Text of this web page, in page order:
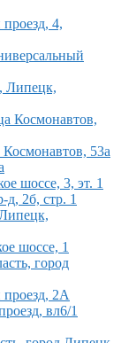
4,
Липецк,
Космонавтов,
53а
шоссе, 3, эт. 1
2б, стр. 1
шоссе, 1
город
2А
вл6/1